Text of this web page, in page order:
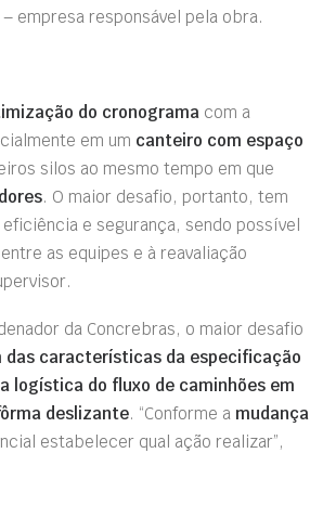
empresa responsável pela obra.
do cronograma com a
em um canteiro com espaço
silos ao mesmo tempo em que
. O maior desafio, portanto, tem
e segurança, sendo possível
as equipes e à reavaliação
da Concrebras, o maior desafio
características da especificação
logística do fluxo de caminhões em
deslizante. “Conforme a mudança
estabelecer qual ação realizar”,